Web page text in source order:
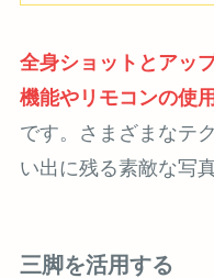
全身ショットとアッ
機能やリモコンの使
です。さまざまなテ
い出に残る素敵な写
三脚を活用する